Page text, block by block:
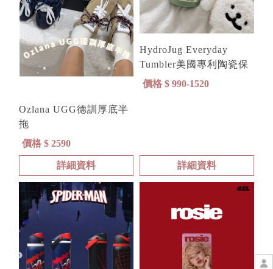
Ozlana UGG德訓厚底半
拖
價格 $ 2590
詳細資料
HydroJug Everyday
Tumbler美國專利陶瓷保
溫吸管杯
價格 $ 990-1520
詳細資料